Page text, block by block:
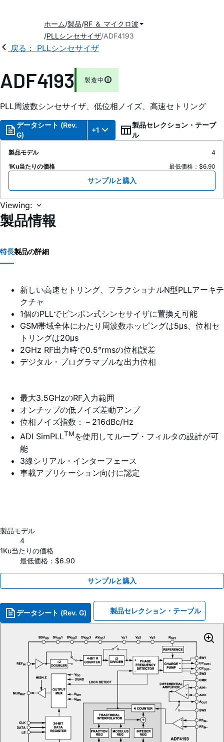
ホーム 製品 RF ＆ マイクロ波
PLLシンセサイザ ADF4193
戻る： PLLシンセサイザ
ADF4193 製造中
PLL周波数シンセサイザ、低位相ノイズ、高速セトリング
データシート (Rev.
G)
+1
製品セレクション・テーブ
ル
製品モデル
4
1Ku当たりの価格
最低価格：$6.90
サンプルと購入
Viewing:
製品情報
特長製品の詳細
新しい高速セトリング、フラクショナルN型PLLアーキテ
クチャ
1個のPLLでピンポン式シンセサイザに置換え可能
GSM帯域全体にわたり周波数ホッピングは5μs、位相セ
トリングは20μs
2GHz RF出力時で0.5°rmsの位相誤差
デジタル・プログラマブルな出力位相
最大3.5GHzのRF入力範囲
オンチップの低ノイズ差動アンプ
位相ノイズ指数：－216dBc/Hz
ADI SimPLLTMを使用してループ・フィルタの設計が可
能
3線シリアル・インターフェース
車載アプリケーション向けに認定
製品モデル
4
1Ku当たりの価格
最低価格：$6.90
サンプルと購入
データシート (Rev. G) 製品セレクション・テーブル